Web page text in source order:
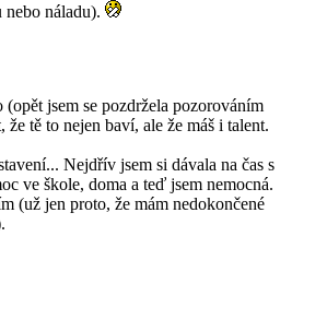
nebo náladu).
(opět jsem se pozdržela pozorováním
že tě to nejen baví, ale že máš i talent.
Nejdřív jsem si dávala na čas s
ve škole, doma a teď jsem nemocná.
(už jen proto, že mám nedokončené